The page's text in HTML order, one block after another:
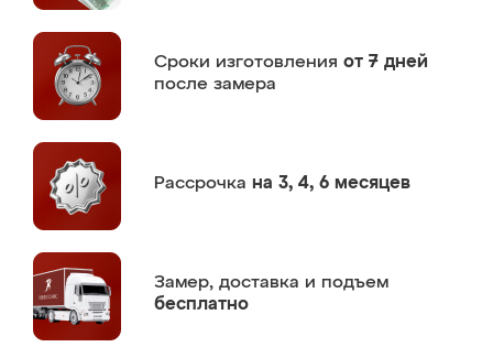
Сроки изготовления от 7 дней
после замера
Рассрочка на 3, 4, 6 месяцев
Замер, доставка и подъем
бесплатно